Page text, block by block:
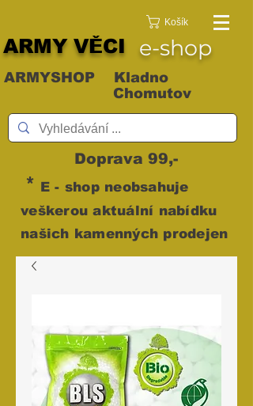
Košík
e-shop
ARMY VĚCI
ARMYSHOP Kladno
Chomutov
Doprava 99,-
* E - shop neobsahuje
veškerou aktuální nabídku
našich kamenných prodejen